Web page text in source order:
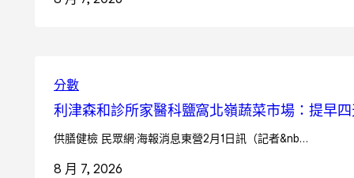
分數
利津森和診所家醫科鹽窩北嶺蔬菜市場：提早
供膳健檢 民眾網·海報消息東營2月1日訊（記者&nb…
8 月 7, 2026